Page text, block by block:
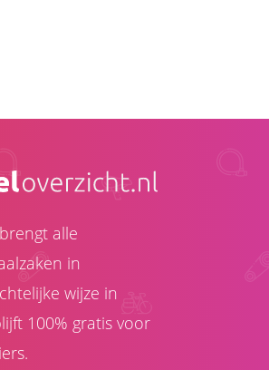
alle
in
wijze in
100% gratis voor